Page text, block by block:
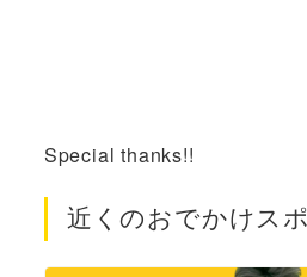
Special thanks!!
近くのおでかけス